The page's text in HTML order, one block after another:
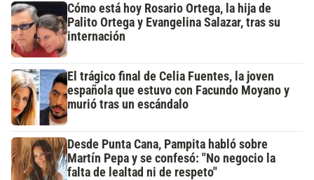
Cómo está hoy Rosario Ortega, la hija de
Palito Ortega y Evangelina Salazar, tras su
internación
El trágico final de Celia Fuentes, la joven
española que estuvo con Facundo Moyano y
murió tras un escándalo
Desde Punta Cana, Pampita habló sobre
Martín Pepa y se confesó: "No negocio la
falta de lealtad ni de respeto"